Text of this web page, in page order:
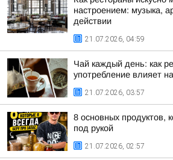
настроением: музыка,
действии
21.07.2026, 04:59
Чай каждый день: как
употребление влияет
21.07.2026, 03:57
8 основных продуктов,
под рукой
21.07.2026, 02:57